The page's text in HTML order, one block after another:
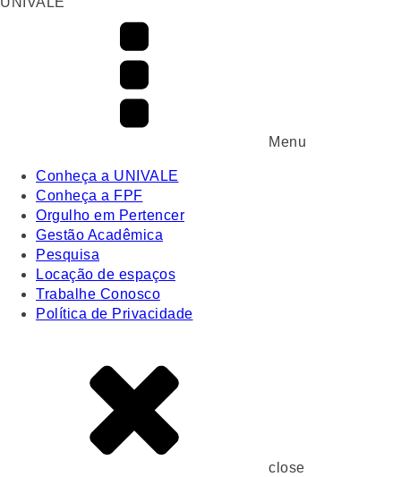
Menu
Conheça a UNIVALE
Conheça a FPF
Orgulho em Pertencer
Gestão Acadêmica
Pesquisa
Locação de espaços
Trabalhe Conosco
Política de Privacidade
close